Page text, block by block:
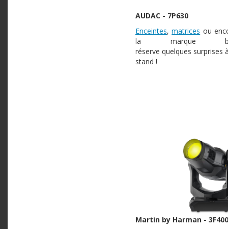
AUDAC - 7P630
Enceintes,matrices ou
la marque
réserve quelques surprises
stand !
Martin by Harman - 3F400